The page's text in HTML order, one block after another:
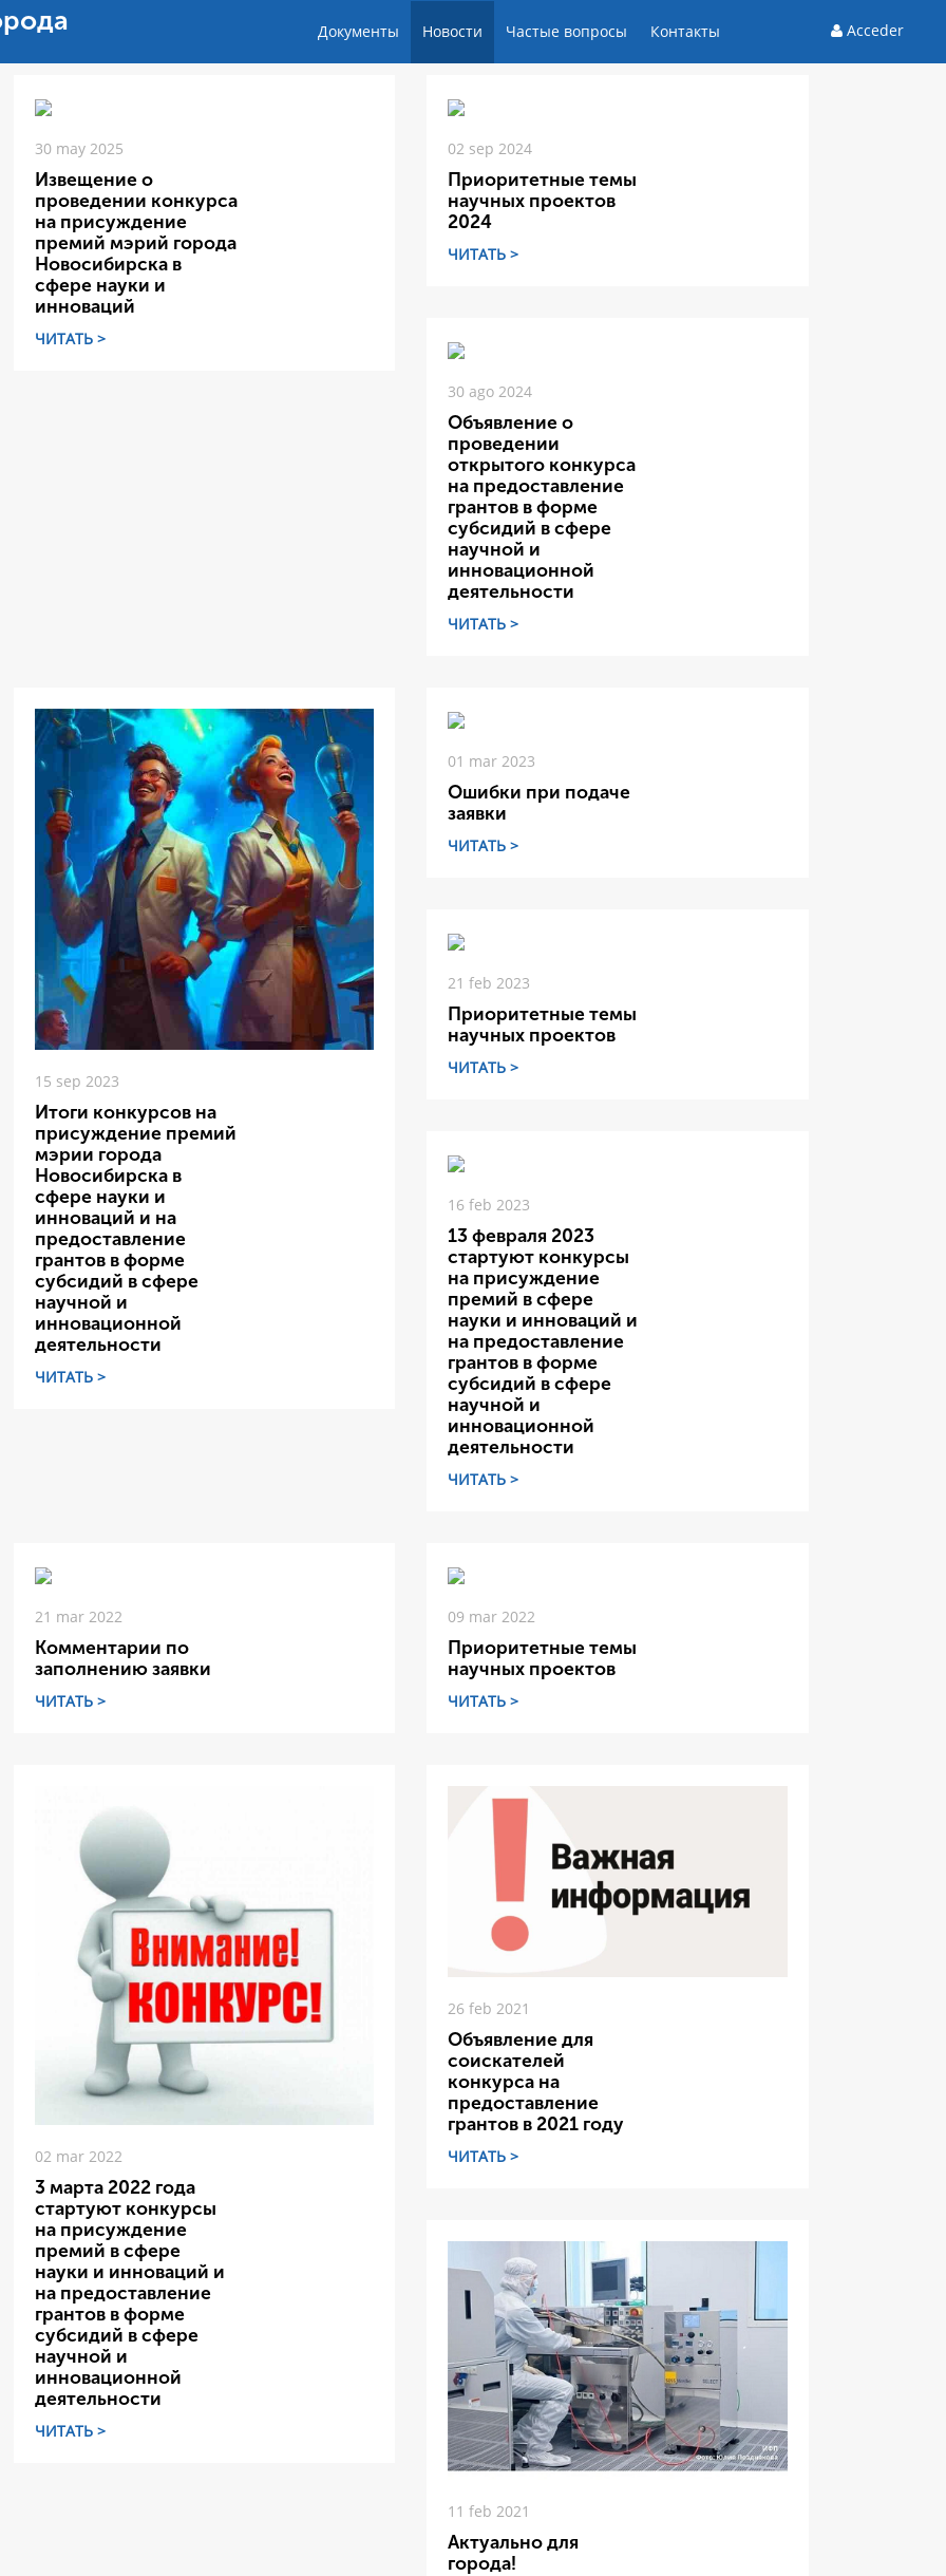
Документы Новости Частые вопросы Контакты Acceder
30 may 2025
Извещение о
проведении конкурса
на присуждение
премий мэрий города
Новосибирска в
сфере науки и
инноваций
ЧИТАТЬ >
02 sep 2024
Приоритетные темы
научных проектов
2024
ЧИТАТЬ >
30 ago 2024
Объявление о
проведении
открытого конкурса
на предоставление
грантов в форме
субсидий в сфере
научной и
инновационной
деятельности
ЧИТАТЬ >
15 sep 2023
Итоги конкурсов на
присуждение премий
мэрии города
Новосибирска в
сфере науки и
инноваций и на
предоставление
грантов в форме
субсидий в сфере
научной и
инновационной
деятельности
ЧИТАТЬ >
01 mar 2023
Ошибки при подаче
заявки
ЧИТАТЬ >
21 feb 2023
Приоритетные темы
научных проектов
ЧИТАТЬ >
16 feb 2023
13 февраля 2023
стартуют конкурсы
на присуждение
премий в сфере
науки и инноваций и
на предоставление
грантов в форме
субсидий в сфере
научной и
инновационной
деятельности
ЧИТАТЬ >
21 mar 2022
Комментарии по
заполнению заявки
ЧИТАТЬ >
09 mar 2022
Приоритетные темы
научных проектов
ЧИТАТЬ >
02 mar 2022
3 марта 2022 года
стартуют конкурсы
на присуждение
премий в сфере
науки и инноваций и
на предоставление
грантов в форме
субсидий в сфере
научной и
инновационной
деятельности
ЧИТАТЬ >
26 feb 2021
Объявление для
соискателей
конкурса на
предоставление
грантов в 2021 году
ЧИТАТЬ >
11 feb 2021
Актуально для
города!